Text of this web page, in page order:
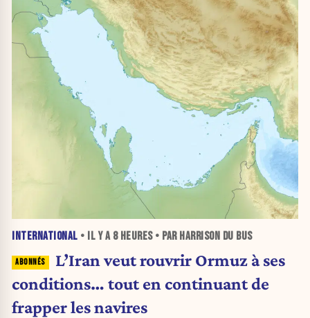
INTERNATIONAL • IL Y A 8 HEURES• PAR HARRISON DU BUS
L’Iran veut rouvrir Ormuz à ses
conditions… tout en continuant de
frapper les navires